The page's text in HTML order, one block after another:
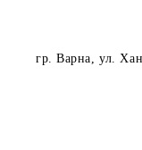
гр. Варна, ул.